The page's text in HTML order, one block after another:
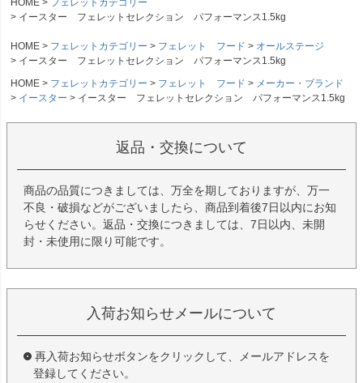
HOME
フェレットカテゴリー
イースター フェレットセレクション パフォーマンス1.5kg
HOME フェレットカテゴリー フェレット フード
オールステージ
イースター フェレットセレクション パフォーマンス1.5kg
HOME
フェレットカテゴリー フェレット フード
メーカー・ブランド
イースター
イースター フェレットセレクション パフォーマンス1.5kg
返品・交換について
商品の品質につきましては、万全を期しておりますが、万一
不良・破損などがございましたら、商品到着後7日以内にお知
らせください。返品・交換につきましては、7日以内、未開
封・未使用に限り可能です。
入荷お知らせメールについて
再入荷お知らせボタンをクリックして、メールアドレスを
登録してください。